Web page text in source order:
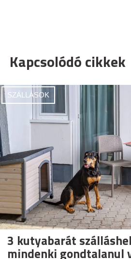
Kapcsolódó cikkek
SZÁLLÁSOK
3 kutyabarát
mindenki gondtalanul